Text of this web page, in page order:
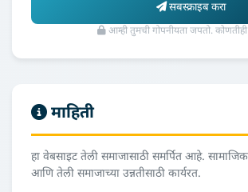
सबस्क्राइब करा
आम्ही तुमची गोपनीयता जपतो. कोणतीही
माहिती
हा वेबसाइट तेली समाजासाठी समर्पित आहे.
आणि तेली समाजाच्या उन्नतीसाठी कार्यरत.